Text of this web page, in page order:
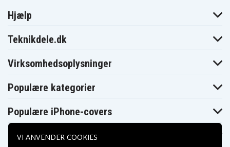
Hjælp
Teknikdele.dk
Virksomhedsoplysninger
Populære kategorier
Populære iPhone-covers
Populære Samsung-covers
VI ANVENDER COOKIES